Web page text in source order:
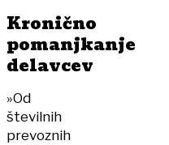
Kronično
pomanjkanje
delavcev
»Od
številnih
prevoznih